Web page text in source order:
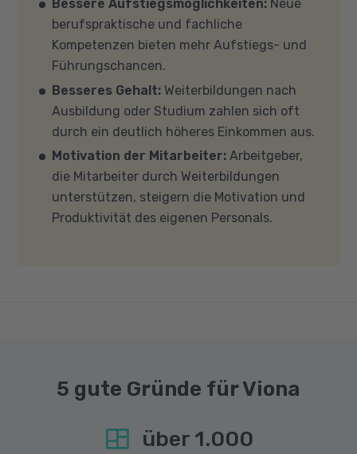
mit Ihren eigenen Geräten am Unterricht
teilnehmen, empfehlen wir PCs oder Laptops
mit Windows 10 oder Windows 11, mindestens 8
GB Arbeitsspeicher (RAM) und einem aktuellen
Mehrkern-Prozessor (CPU). Der Unterricht
findet in Microsoft Teams statt. Bitte achten
Sie darauf, dass Ihre Sicherheitsprogramme
und -einstellungen (Anti-Viren-Programme,
Firewalls etc.) die Verbindung mit MS Teams
nicht blockieren. Bitte beachten Sie außerdem,
dass für eine reibungslose Übertragung eine
Bessere Aufstiegsmöglichkeiten: Neue
berufspraktische und fachliche
Kompetenzen bieten mehr Aufstiegs- und
Führungschancen.
Besseres Gehalt: Weiterbildungen nach
Ausbildung oder Studium zahlen sich oft
durch ein deutlich höheres Einkommen aus.
Motivation der Mitarbeiter: Arbeitgeber,
die Mitarbeiter durch Weiterbildungen
unterstützen, steigern die Motivation und
Produktivität des eigenen Personals.
5 gute Gründe für Viona
über 1.000